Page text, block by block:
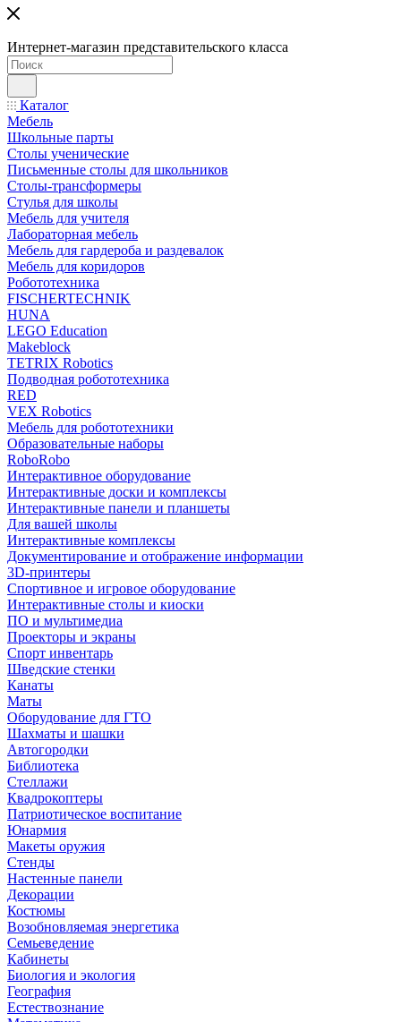
Интернет-магазин представительского класса
Каталог
Мебель
Школьные парты
Столы ученические
Письменные столы для школьников
Столы-трансформеры
Стулья для школы
Мебель для учителя
Лабораторная мебель
Мебель для гардероба и раздевалок
Мебель для коридоров
Робототехника
FISCHERTECHNIK
HUNA
LEGO Education
Makeblock
TETRIX Robotics
Подводная робототехника
RED
VEX Robotics
Мебель для робототехники
Образовательные наборы
RoboRobo
Интерактивное оборудование
Интерактивные доски и комплексы
Интерактивные панели и планшеты
Для вашей школы
Интерактивные комплексы
Документирование и отображение информации
3D-принтеры
Спортивное и игровое оборудование
Интерактивные столы и киоски
ПО и мультимедиа
Проекторы и экраны
Спорт инвентарь
Шведские стенки
Канаты
Маты
Оборудование для ГТО
Шахматы и шашки
Автогородки
Библиотека
Стеллажи
Квадрокоптеры
Патриотическое воспитание
Юнармия
Макеты оружия
Стенды
Настенные панели
Декорации
Костюмы
Возобновляемая энергетика
Семьеведение
Кабинеты
Биология и экология
География
Естествознание